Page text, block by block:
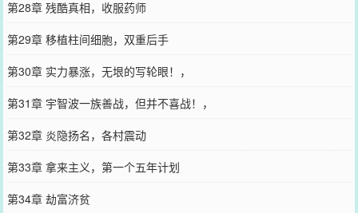
第28章 残酷真相，收服药师
第29章 移植柱间细胞，双重后手
第30章 实力暴涨，无垠的写轮眼！，
第31章 宇智波一族善战，但并不喜战！，
第32章 炎隐扬名，各村震动
第33章 拿来主义，第一个五年计划
第34章 劫富济贫